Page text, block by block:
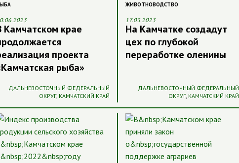
Камчатском крае
проекта
рыба»
ДАЛЬНЕВОСТОЧНЫЙ ФЕДЕРАЛЬНЫЙ
ОКРУГ, КАМЧАТСКИЙ КРАЙ
ЖИВОТНОВОДСТВО
17.03.2023
На Камчатке создадут
цех по глубокой
переработке оленины
ДАЛЬНЕВОСТОЧНЫЙ ФЕДЕРАЛЬНЫЙ
ОКРУГ, КАМЧАТСКИЙ КРАЙ